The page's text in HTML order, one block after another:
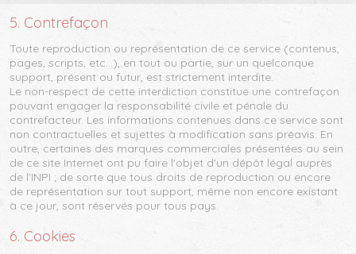
5. Contrefaçon
Toute reproduction ou représentation de ce service (contenus,
pages, scripts, etc...), en tout ou partie, sur un quelconque
support, présent ou futur, est strictement interdite.
Le non-respect de cette interdiction constitue une contrefaçon
pouvant engager la responsabilité civile et pénale du
contrefacteur. Les informations contenues dans ce service sont
non contractuelles et sujettes à modification sans préavis. En
outre, certaines des marques commerciales présentées au sein
de ce site Internet ont pu faire l'objet d'un dépôt légal auprès
de l'INPI ; de sorte que tous droits de reproduction ou encore
de représentation sur tout support, même non encore existant
à ce jour, sont réservés pour tous pays.
6. Cookies